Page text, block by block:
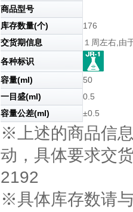
商品型号
库存数量(个)
176
交货期信息
１周左右,
各种标识
容量(ml)
50
一目盛(ml)
0.5
容量公差(ml)
±0.5
※上述的商品信
动，具体要求交
2192
※具体库存数请